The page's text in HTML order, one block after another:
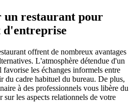
un restaurant pour
d'entreprise
offrent de nombreux avantages
L'atmosphère détendue d'un
favorise les échanges informels entre
du cadre habituel du bureau. De plus,
à des professionnels vous libère du
sur les aspects relationnels de votre